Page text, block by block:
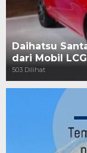
Daihatsu
dari Mobil
503 Dilihat